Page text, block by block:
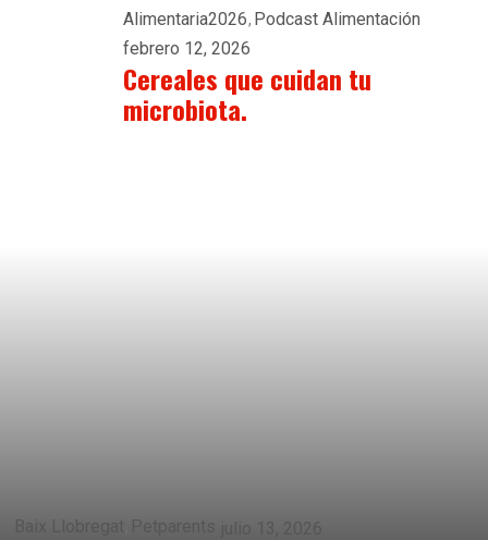
Alimentaria2026 Podcast Alimentación
febrero 12, 2026
Cereales que cuidan tu
microbiota.
Baix Llobregat Petparents julio 13, 2026